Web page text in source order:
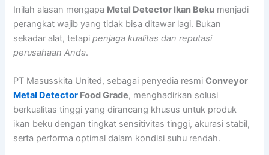
Inilah alasan mengapa Metal Detector Ikan Beku menjadi
perangkat wajib yang tidak bisa ditawar lagi. Bukan
sekadar alat, tetapipenjaga kualitas dan reputasi
perusahaan Anda.
PT Masusskita United, sebagai penyedia resmiConveyor
Metal Detector Food Grade, menghadirkan solusi
berkualitas tinggi yang dirancang khusus untuk produk
ikan beku dengan tingkat sensitivitas tinggi, akurasi stabil,
serta performa optimal dalam kondisi suhu rendah.